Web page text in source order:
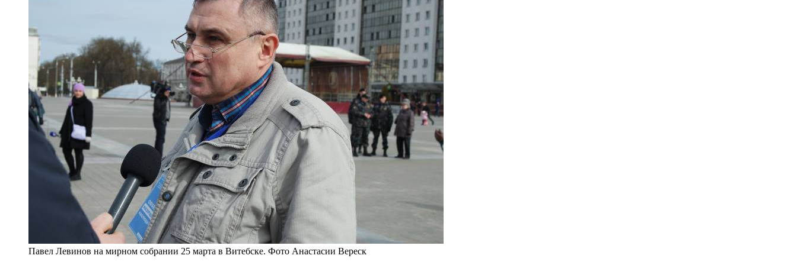
Павел Левинов на мирном собрании 25 марта в Витебске. Фото Анастасии Вереск